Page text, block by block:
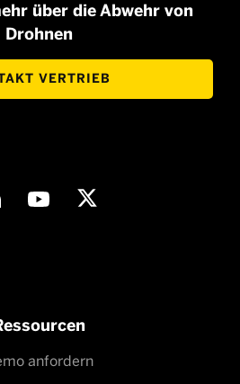
über die Abwehr von
Drohnen
VERTRIEB
anfordern